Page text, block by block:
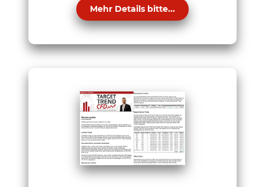
Mehr Details bitte...